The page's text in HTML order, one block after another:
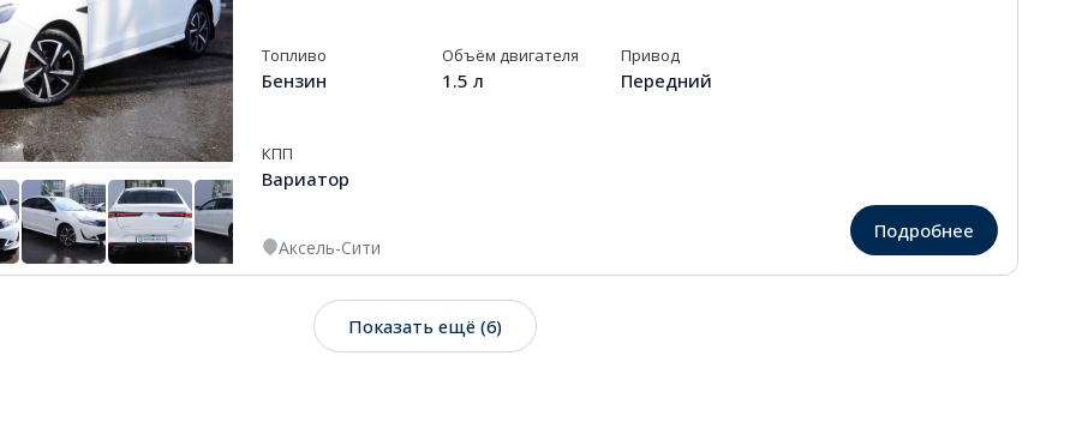
+13
Топливо
Бензин
Объём двигателя
1.5 л
Привод
Передний
КПП
Вариатор
Аксель-Сити
Подробнее
Показать ещё (6)